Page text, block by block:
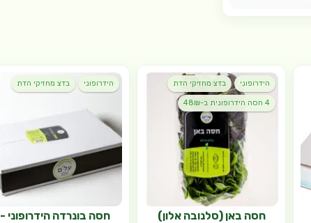
הידרופוני בדצ מחזיקי הדת
4 חסה הידרופונית ב-48₪
חסה באן (סלנובה אלון)
הידרופוני בדצ מחזיקי הדת
חסה בונרדה הידרופוני -